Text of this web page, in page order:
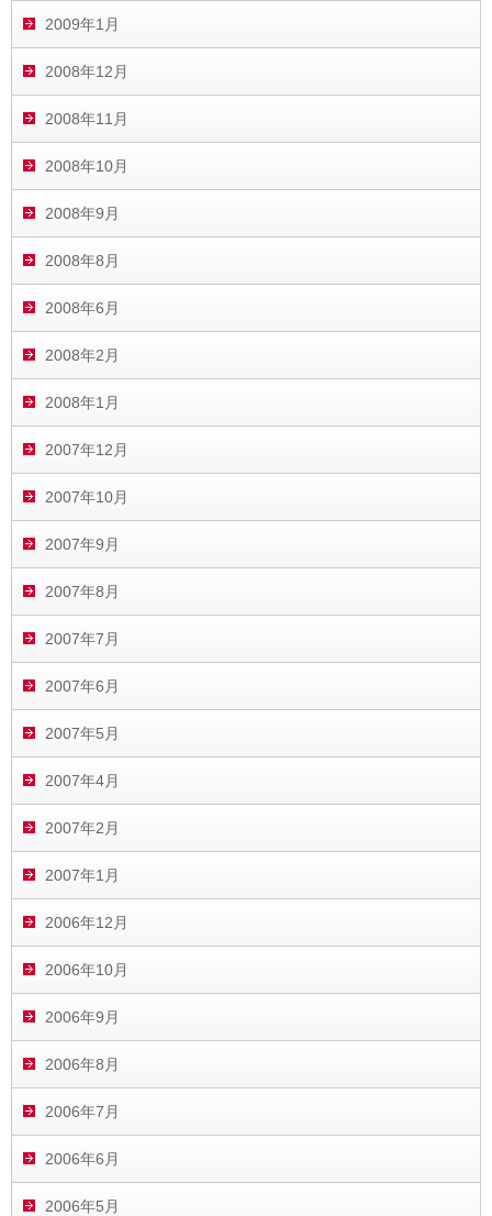
2009年1月
2008年12月
2008年11月
2008年10月
2008年9月
2008年8月
2008年6月
2008年2月
2008年1月
2007年12月
2007年10月
2007年9月
2007年8月
2007年7月
2007年6月
2007年5月
2007年4月
2007年2月
2007年1月
2006年12月
2006年10月
2006年9月
2006年8月
2006年7月
2006年6月
2006年5月